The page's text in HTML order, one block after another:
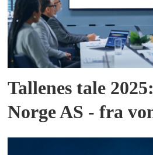
Tallenes tale
Norge AS - fra